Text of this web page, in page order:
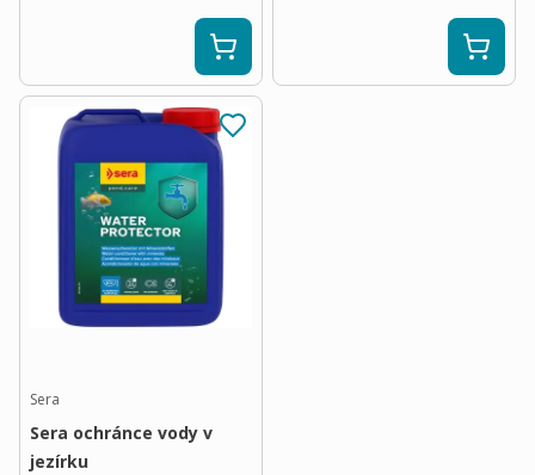
Sera
Sera ochránce vody v
jezírku